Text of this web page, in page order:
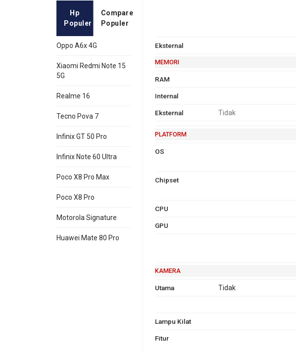
Hp
Populer
Compare
Populer
Oppo A6x 4G
Xiaomi Redmi Note 15
5G
Realme 16
Tecno Pova 7
Infinix GT 50 Pro
Infinix Note 60 Ultra
Poco X8 Pro Max
Poco X8 Pro
Motorola Signature
Huawei Mate 80 Pro
Eksternal
MEMORI
RAM
Internal
Eksternal Tidak
PLATFORM
OS
Chipset
CPU
GPU
KAMERA
Utama Tidak
Lampu Kilat
Fitur